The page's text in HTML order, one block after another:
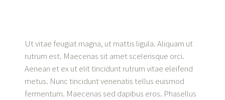
Ut vitae feugiat magna, ut mattis ligula. Aliquam ut
rutrum est. Maecenas sit amet scelerisque orci.
Aenean et ex ut elit tincidunt rutrum vitae eleifend
metus. Nunc tincidunt venenatis tellus euismod
fermentum. Maecenas sed dapibus eros. Phasellus